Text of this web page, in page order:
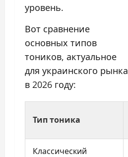
уровень.
Вот сравнение
основных типов
тоников, актуальное
для украинского рынка
в 2026 году:
Тип тоника
Классический